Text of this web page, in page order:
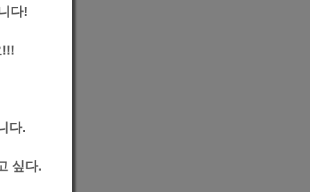
다!
!!!
다.
싶다.